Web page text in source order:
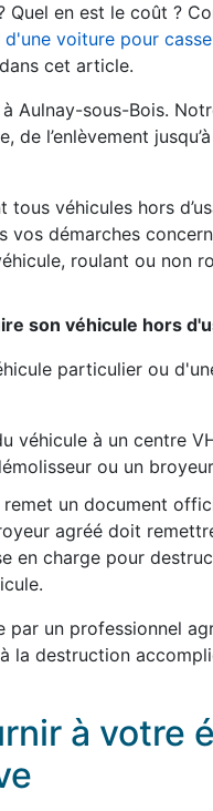
Quel en est le coût ?
d'une voiture pour casse
cet article.
Aulnay-sous-Bois.
l’enlèvement
tous véhicules hors
vos démarches
roulant ou non
son véhicule hors
particulier ou
véhicule à un centre
ou un
un document
agréé doit
en charge pour
un professionnel
la destruction
à votre